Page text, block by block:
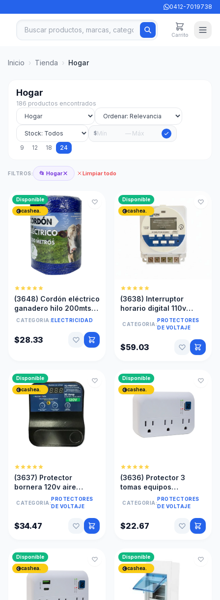
0412-7019738
Carrito
Inicio › Tienda › Hogar
Hogar
186 productos encontrados
$
—
9
12 18 24
FILTROS: 📂 Hogar Limpiar todo
Disponible
cashea.
(3648) Cordón eléctrico
ganadero hilo 200mts
6*0.15*200m para
CATEGORIA:ELECTRICIDAD
$28.33
Disponible
cashea.
(3638) Interruptor
horario digital 110v
CATEGORIA:
PROTECTORES
DE VOLTAJE
$59.03
Disponible
cashea.
(3637) Protector
bornera 120v aire
acondicionado
refriegracion
CATEGORIA:
PROTECTORES
DE VOLTAJE
$34.47
Disponible
cashea.
(3636) Protector 3
tomas equipos
electronicos
CATEGORIA:
PROTECTORES
DE VOLTAJE
$22.67
Disponible
cashea.
Disponible
cashea.